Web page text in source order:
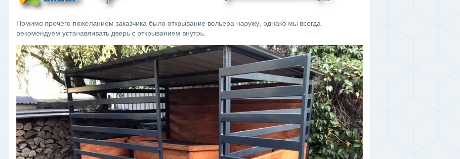
Помимо прочего пожеланием заказчика было открывание вольера наружу, однако мы всегда
рекомендуем устанавливать дверь с открыванием внутрь.